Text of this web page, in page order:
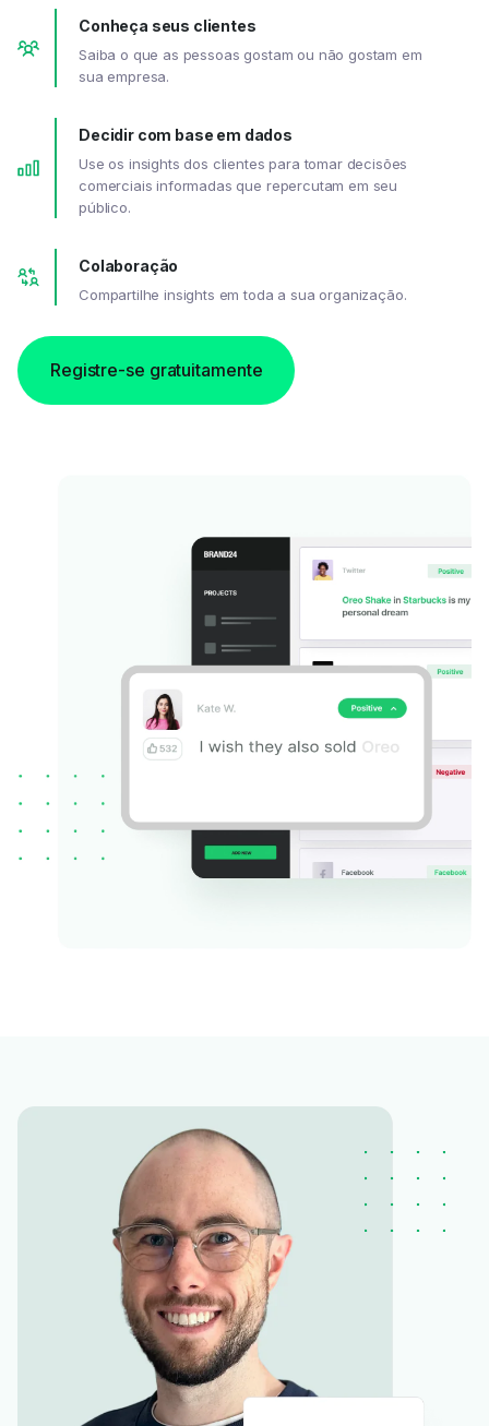
Conheça seus clientes
Saiba o que as pessoas gostam ou não gostam em
sua empresa.
Decidir com base em dados
Use os insights dos clientes para tomar decisões
comerciais informadas que repercutam em seu
público.
Colaboração
Compartilhe insights em toda a sua organização.
Registre-se gratuitamente